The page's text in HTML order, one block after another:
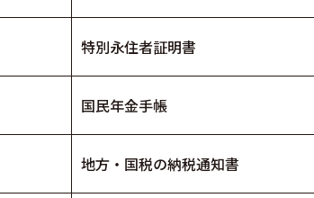
特別永住者証明書
国民年金手帳
地方・国税の納税通知書